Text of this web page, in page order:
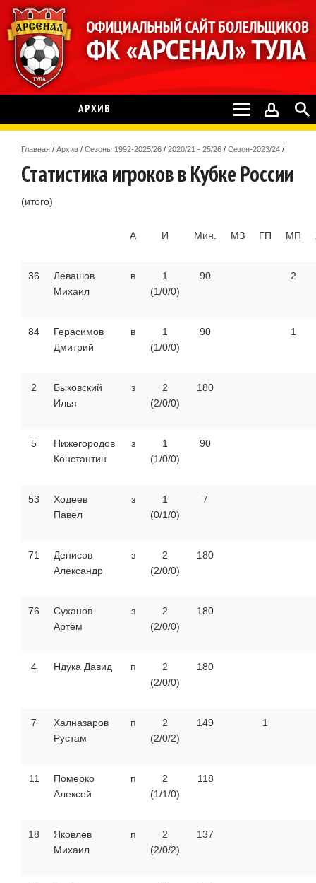
АРХИВ
Главная / Архив / Сезоны 1992-2025/26 / 2020/21 - 25/26 / Сезон-2023/24 /
Статистика игроков в Кубке России
(итого)
А И Мин. МЗ ГП МП
36
Левашов
Михаил
в
1
(1/0/0)
90 2
84
Герасимов
Дмитрий
в
1
(1/0/0)
90 1
2
Быковский
Илья
з
2
(2/0/0)
180
5
Нижегородов
Константин
з
1
(1/0/0)
90
53
Ходеев
Павел
з
1
(0/1/0)
7
71
Денисов
Александр
з
2
(2/0/0)
180
76
Суханов
Артём
з
2
(2/0/0)
180
4 Ндука Давид п
2
(2/0/0)
180
7
Халназаров
Рустам
п
2
(2/0/2)
149 1
11
Померко
Алексей
п
2
(1/1/0)
118
18
Яковлев
Михаил
п
2
(2/0/2)
137